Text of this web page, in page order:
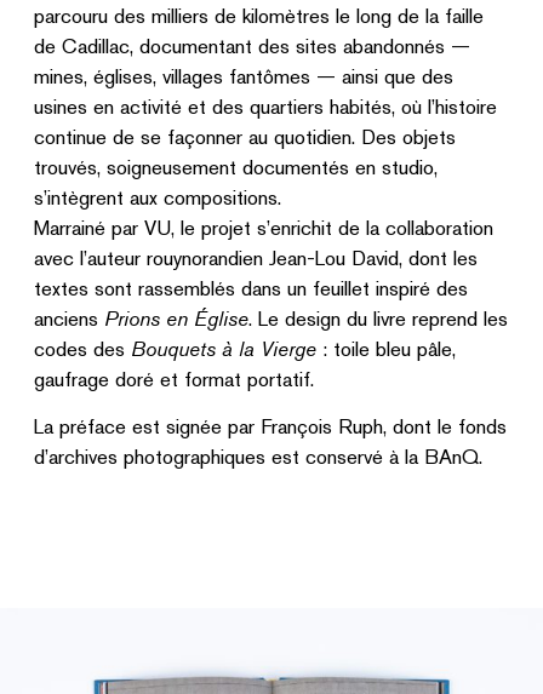
parcouru des milliers de kilomètres le long de la faille
de Cadillac, documentant des sites abandonnés —
mines, églises, villages fantômes — ainsi que des
usines en activité et des quartiers habités, où l’histoire
continue de se façonner au quotidien. Des objets
trouvés, soigneusement documentés en studio,
s’intègrent aux compositions.
Marrainé par VU, le projet s’enrichit de la collaboration
avec l’auteur rouynorandien Jean-Lou David, dont les
textes sont rassemblés dans un feuillet inspiré des
anciens Prions en Église. Le design du livre reprend les
codes des Bouquets à la Vierge : toile bleu pâle,
gaufrage doré et format portatif.
La préface est signée par François Ruph, dont le fonds
d’archives photographiques est conservé à la BAnQ.